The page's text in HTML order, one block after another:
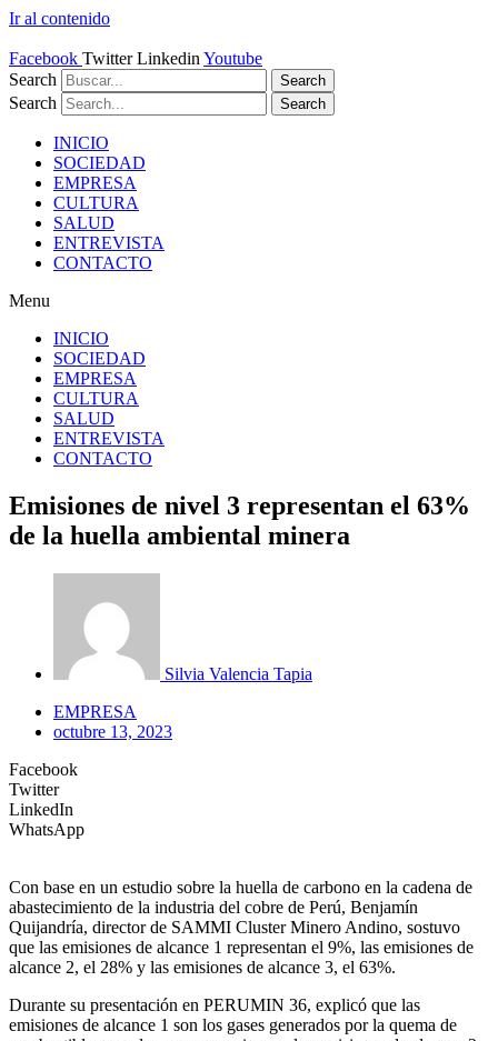
Ir al contenido
Facebook Twitter Linkedin Youtube
Search
Search
Search Search
INICIO
SOCIEDAD
EMPRESA
CULTURA
SALUD
ENTREVISTA
CONTACTO
Menu
INICIO
SOCIEDAD
EMPRESA
CULTURA
SALUD
ENTREVISTA
CONTACTO
Emisiones de nivel 3 representan el 63%
de la huella ambiental minera
Silvia Valencia Tapia
EMPRESA
octubre 13, 2023
Facebook
Twitter
LinkedIn
WhatsApp
Con base en un estudio sobre la huella de carbono en la cadena de
abastecimiento de la industria del cobre de Perú, Benjamín
Quijandría, director de SAMMI Cluster Minero Andino, sostuvo
que las emisiones de alcance 1 representan el 9%, las emisiones de
alcance 2, el 28% y las emisiones de alcance 3, el 63%.
Durante su presentación en PERUMIN 36, explicó que las
emisiones de alcance 1 son los gases generados por la quema de